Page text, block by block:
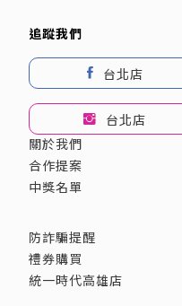
追蹤我們
台北店
台北店
關於我們
合作提案
中獎名單
防詐騙提醒
禮券購買
統一時代高雄店